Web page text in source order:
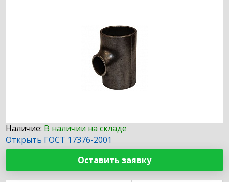
Наличие: В наличии на складе
Оставить заявку
Открыть ГОСТ 17376-2001